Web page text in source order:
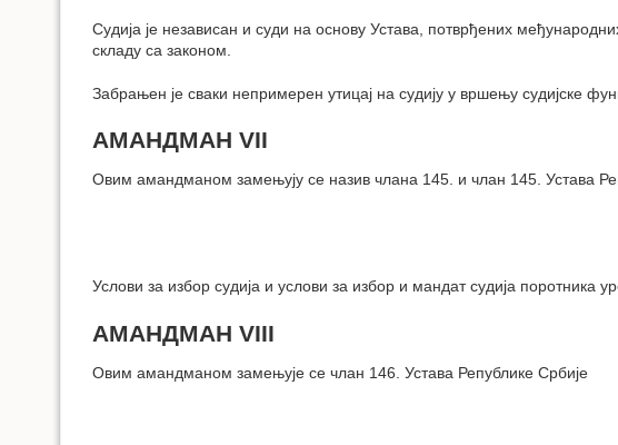
Судија је независан и суди на основу Устава, потврђених
складу са законом.
Забрањен је сваки непримерен утицај на судију у вршењу судијске
АМАНДМАН VII
Овим амандманом замењују се назив члана 145. и члан 145. Устава
Услови за избор судија и услови за избор и мандат судија поротника
АМАНДМАН VIII
Овим амандманом замењује се члан 146. Устава Републике Србије